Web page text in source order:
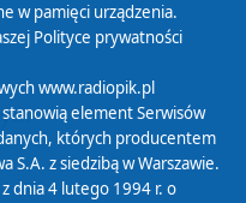
w pamięci urządzenia.
Polityce prywatności
www.radiopik.pl
stanowią element Serwisów
których producentem
S.A. z siedzibą w Warszawie.
dnia 4 lutego 1994 r. o